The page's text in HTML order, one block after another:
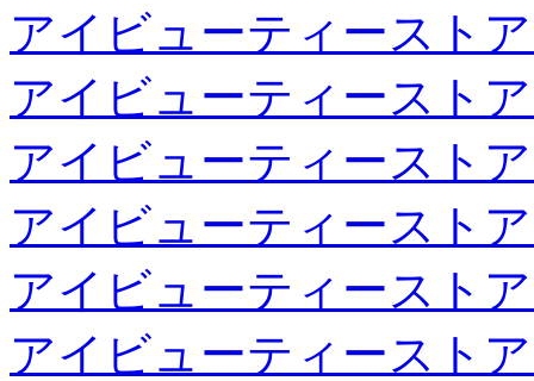
アイビューティースト
アイビューティースト
アイビューティースト
アイビューティースト
アイビューティースト
アイビューティースト